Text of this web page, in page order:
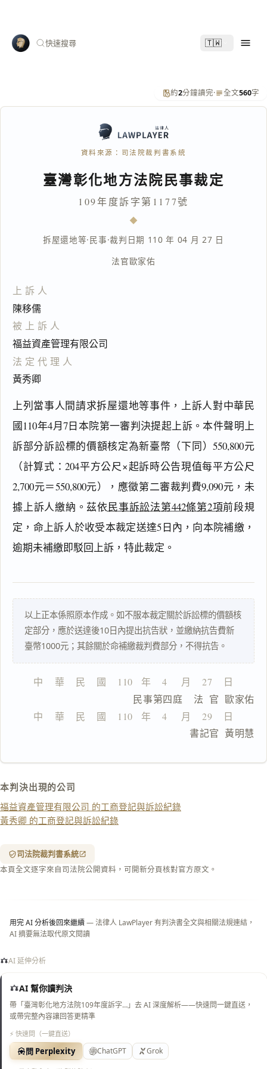
快速搜尋 🇹🇼
約2分鐘讀完· 全文560字
資料來源：司法院裁判書系統
臺灣彰化地方法院民事裁定
109年度訴字第1177號
拆屋還地等·民事·裁判日期 110 年 04 月 27 日
法官歐家佑
上訴人
陳移儒
被上訴人
福益資產管理有限公司
法定代理人
黃秀卿
上列當事人間請求拆屋還地等事件，上訴人對中華民
國110年4月7日本院第一審判決提起上訴。本件聲明上
訴部分訴訟標的價額核定為新臺幣（下同）550,800元
（計算式：204平方公尺×起訴時公告現值每平方公尺
2,700元＝550,800元），應徵第二審裁判費9,090元，未
據上訴人繳納。茲依民事訴訟法第442條第2項前段規
定，命上訴人於收受本裁定送達5日內，向本院補繳，
逾期未補繳即駁回上訴，特此裁定。
以上正本係照原本作成。如不服本裁定關於訴訟標的價額核
定部分，應於送達後10日內提出抗告狀，並繳納抗告費新
臺幣1000元；其餘關於命補繳裁判費部分，不得抗告。
中    華    民    國    110   年    4     月    27    日
                  民事第四庭    法  官  歐家佑
中    華    民    國    110   年    4     月    29    日
                                書記官  黃明慧
本判決出現的公司
福益資產管理有限公司 的工商登記與訴訟紀錄
黃秀卿 的工商登記與訴訟紀錄
司法院裁判書系統
本頁全文逐字來自司法院公開資料，可開新分頁核對官方原文。
用完 AI 分析後回來繼續— 法律人 LawPlayer 有判決書全文與相關法規連結，
AI 摘要無法取代原文閱讀
AI 延伸分析
AI 幫你讀判決
帶「臺灣彰化地方法院109年度訴字…」去 AI 深度解析——快速問一鍵直送，
或帶完整內容讓回答更精準
⚡ 快速問（一鍵直送）
問 Perplexity ChatGPT Grok
研究
搜尋本
鍵
全
複製給 AI
去換行複製
匯出 PDF
精美列印